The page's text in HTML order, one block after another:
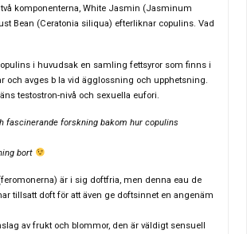
komponenterna,White Jasmin (Jasminum
Bean (Ceratonia siliqua) efterliknar copulins. Vad
i huvudsak en samling fettsyror som finns i
och avges b la vid ägglossning och upphetsning.
testostron-nivå och sexuella eufori.
fascinerande forskning bakom hur copulins
bort
är i sig doftfria, men denna eau de
tillsatt doft för att även ge doftsinnet en angenäm
av frukt och blommor, den är väldigt sensuell